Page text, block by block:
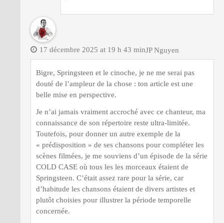
JP Nguyen
17 décembre 2025 at 19 h 43 min
Bigre, Springsteen et le cinoche, je ne me serai pas
douté de l’ampleur de la chose : ton article est une
belle mise en perspective.
Je n’ai jamais vraiment accroché avec ce chanteur, ma
connaissance de son répertoire reste ultra-limitée.
Toutefois, pour donner un autre exemple de la
« prédisposition » de ses chansons pour compléter les
scènes filmées, je me souviens d’un épisode de la série
COLD CASE où tous les les morceaux étaient de
Springsteen. C’était assez rare pour la série, car
d’habitude les chansons étaient de divers artistes et
plutôt choisies pour illustrer la période temporelle
concernée.